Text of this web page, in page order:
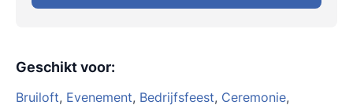
Geschikt voor:
Bruiloft, Evenement, Bedrijfsfeest, Ceremonie,